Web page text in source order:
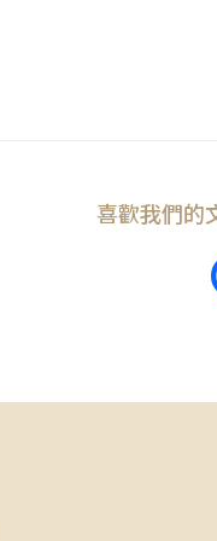
喜歡我們的